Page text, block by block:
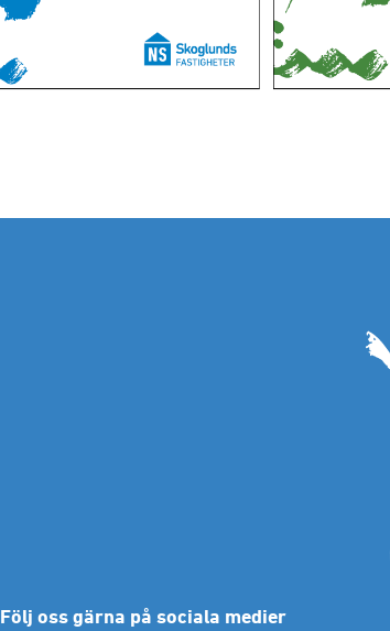
Följ oss gärna på sociala medier